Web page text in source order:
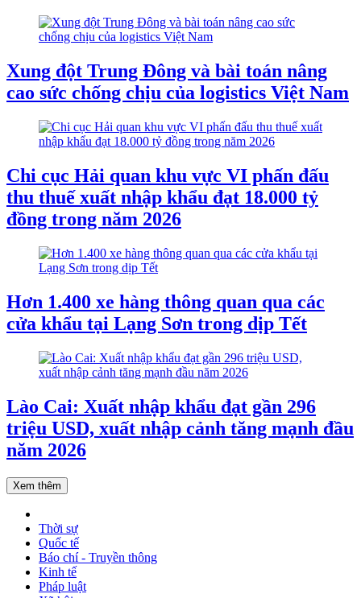
Xung đột Trung Đông và bài toán nâng
cao sức chống chịu của logistics Việt Nam
Chi cục Hải quan khu vực VI phấn đấu
thu thuế xuất nhập khẩu đạt 18.000 tỷ
đồng trong năm 2026
Hơn 1.400 xe hàng thông quan qua các
cửa khẩu tại Lạng Sơn trong dịp Tết
Lào Cai: Xuất nhập khẩu đạt gần 296
triệu USD, xuất nhập cảnh tăng mạnh đầu
năm 2026
Xem thêm
Thời sự
Quốc tế
Báo chí - Truyền thông
Kinh tế
Pháp luật